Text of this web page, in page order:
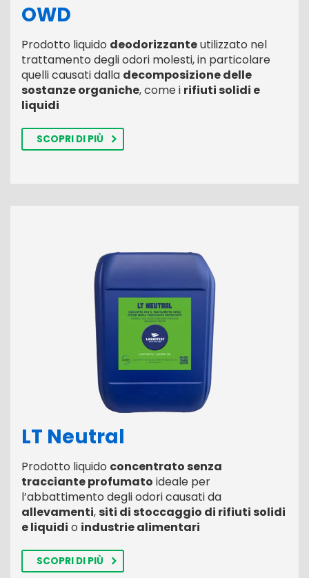
OWD
Prodotto liquido deodorizzanteutilizzato nel
trattamento degli odori molesti, in particolare
quelli causati dalla decomposizione delle
sostanze organiche, come i rifiuti solidi e
liquidi
SCOPRI DI PIÙ
LT Neutral
Prodotto liquido concentrato senza
tracciante profumato ideale per
l’abbattimento degli odori causati da
allevamenti, siti di stoccaggio di rifiuti solidi
e liquidi o industrie alimentari
SCOPRI DI PIÙ